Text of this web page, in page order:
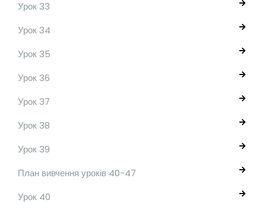
Урок 33
Урок 34
Урок 35
Урок 36
Урок 37
Урок 38
Урок 39
План вивчення уроків 40-47
Урок 40